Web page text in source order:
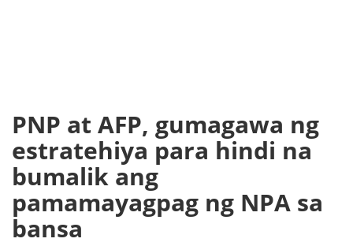
PNP at AFP, gumagawa ng
estratehiya para hindi na
bumalik ang
pamamayagpag ng NPA sa
bansa